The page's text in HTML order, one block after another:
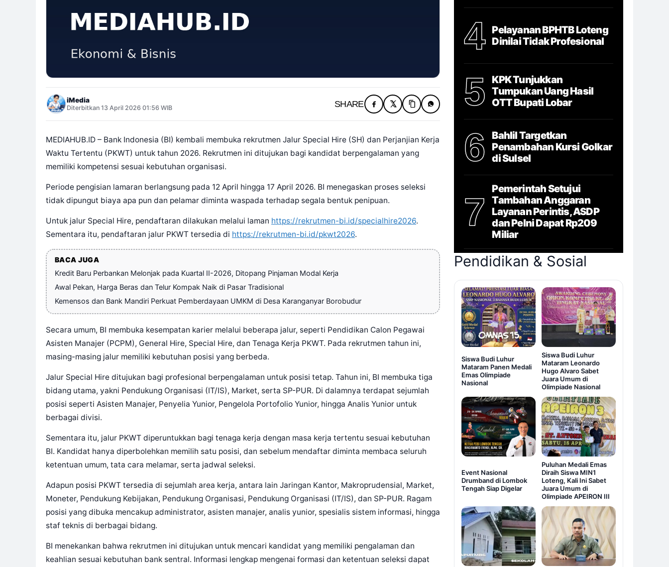
iMedia
Diterbitkan 13 April 2026 01:56 WIB SHARE
MEDIAHUB.ID – Bank Indonesia (BI) kembali membuka rekrutmen Jalur Special Hire (SH) dan Perjanjian Kerja
Waktu Tertentu (PKWT) untuk tahun 2026. Rekrutmen ini ditujukan bagi kandidat berpengalaman yang
memiliki kompetensi sesuai kebutuhan organisasi.
Periode pengisian lamaran berlangsung pada 12 April hingga 17 April 2026. BI menegaskan proses seleksi
tidak dipungut biaya apa pun dan pelamar diminta waspada terhadap segala bentuk penipuan.
Untuk jalur Special Hire, pendaftaran dilakukan melalui laman https://rekrutmen-bi.id/specialhire2026.
Sementara itu, pendaftaran jalur PKWT tersedia di https://rekrutmen-bi.id/pkwt2026.
BACA JUGA
Kredit Baru Perbankan Melonjak pada Kuartal II-2026, Ditopang Pinjaman Modal Kerja
Awal Pekan, Harga Beras dan Telur Kompak Naik di Pasar Tradisional
Kemensos dan Bank Mandiri Perkuat Pemberdayaan UMKM di Desa Karanganyar Borobudur
Secara umum, BI membuka kesempatan karier melalui beberapa jalur, seperti Pendidikan Calon Pegawai
Asisten Manajer (PCPM), General Hire, Special Hire, dan Tenaga Kerja PKWT. Pada rekrutmen tahun ini,
masing-masing jalur memiliki kebutuhan posisi yang berbeda.
Jalur Special Hire ditujukan bagi profesional berpengalaman untuk posisi tetap. Tahun ini, BI membuka tiga
bidang utama, yakni Pendukung Organisasi (IT/IS), Market, serta SP-PUR. Di dalamnya terdapat sejumlah
posisi seperti Asisten Manajer, Penyelia Yunior, Pengelola Portofolio Yunior, hingga Analis Yunior untuk
berbagai divisi.
Sementara itu, jalur PKWT diperuntukkan bagi tenaga kerja dengan masa kerja tertentu sesuai kebutuhan
BI. Kandidat hanya diperbolehkan memilih satu posisi, dan sebelum mendaftar diminta membaca seluruh
ketentuan umum, tata cara melamar, serta jadwal seleksi.
Adapun posisi PKWT tersedia di sejumlah area kerja, antara lain Jaringan Kantor, Makroprudensial, Market,
Moneter, Pendukung Kebijakan, Pendukung Organisasi, Pendukung Organisasi (IT/IS), dan SP-PUR. Ragam
posisi yang dibuka mencakup administrator, asisten manajer, analis yunior, spesialis sistem informasi, hingga
staf teknis di berbagai bidang.
BI menekankan bahwa rekrutmen ini ditujukan untuk mencari kandidat yang memiliki pengalaman dan
keahlian sesuai kebutuhan bank sentral. Informasi lengkap mengenai formasi dan ketentuan seleksi dapat
4
Pelayanan BPHTB Loteng
Dinilai Tidak Profesional
5
KPK Tunjukkan
Tumpukan Uang Hasil
OTT Bupati Lobar
6
Bahlil Targetkan
Penambahan Kursi Golkar
di Sulsel
7
Pemerintah Setujui
Tambahan Anggaran
Layanan Perintis, ASDP
dan Pelni Dapat Rp209
Miliar
Pendidikan & Sosial
Siswa Budi Luhur
Mataram Panen Medali
Emas Olimpiade
Nasional
Siswa Budi Luhur
Mataram Leonardo
Hugo Alvaro Sabet
Juara Umum di
Olimpiade Nasional
Event Nasional
Drumband di Lombok
Tengah Siap Digelar
Puluhan Medali Emas
Diraih Siswa MIN1
Loteng, Kali Ini Sabet
Juara Umum di
Olimpiade APEIRON III